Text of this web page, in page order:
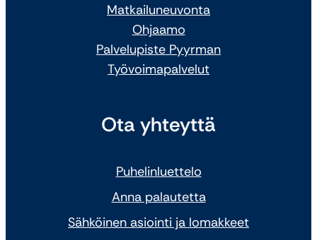
Matkailuneuvonta
Ohjaamo
Palvelupiste Pyyrman
Työvoimapalvelut
Ota yhteyttä
Puhelinluettelo
Anna palautetta
Sähköinen asiointi ja lomakkeet